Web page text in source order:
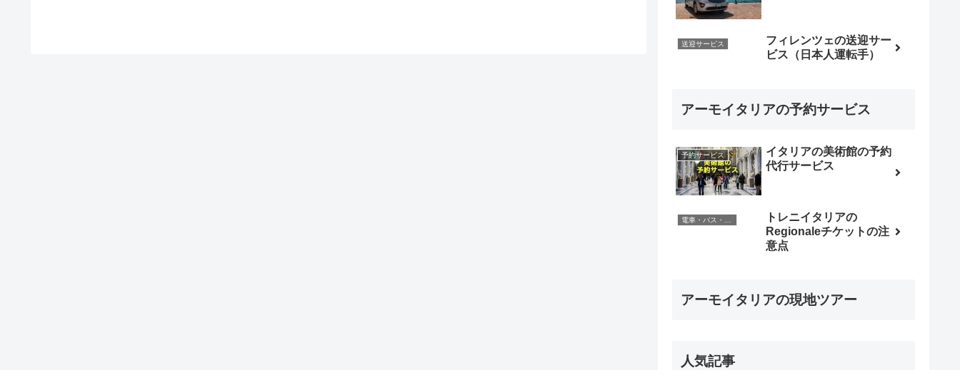
送迎サービス
フィレンツェの送迎サー
ビス（日本人運転手）
アーモイタリアの予約サービス
予約サービス
イタリアの美術館の予約
代行サービス
トレニイタリアの
Regionaleチケットの注
意点
アーモイタリアの現地ツアー
人気記事